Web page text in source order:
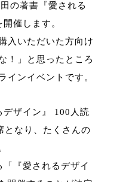
の著書『愛される
催します。
入いただいた方向け
！」と思ったところ
インイベントです。
ザイン』 100人読
となり、たくさんの
『愛されるデザイ